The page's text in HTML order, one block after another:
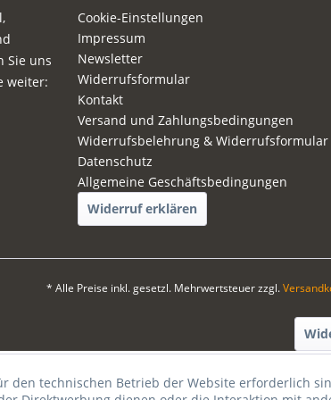
Sie uns
weiter:
Cookie-Einstellungen
Impressum
Newsletter
Widerrufsformular
Kontakt
Versand und Zahlungsbedingungen
Widerrufsbelehrung & Widerrufsformular
Datenschutz
Allgemeine Geschäftsbedingungen
Widerruf erklären
* Alle Preise inkl. gesetzl. Mehrwertsteuer zzgl.
den technischen Betrieb der Website erforderlich